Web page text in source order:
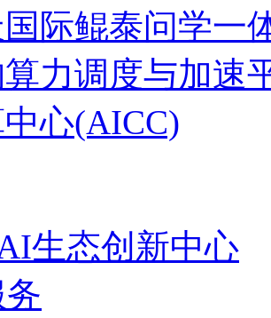
际鲲泰问学一
力调度与加速
心(AICC)
生态创新中心